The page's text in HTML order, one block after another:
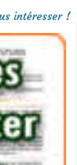
intéresser !